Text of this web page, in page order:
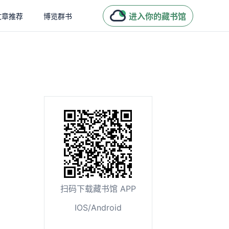
章推荐 博览群书 进入你的藏书馆
扫码下载藏书馆 APP
IOS/Android